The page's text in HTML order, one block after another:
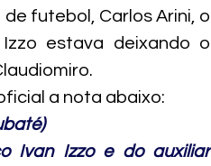
futebol, Carlos Arini, o
estava deixando o
a nota abaixo:
Ivan Izzo e do auxiliar